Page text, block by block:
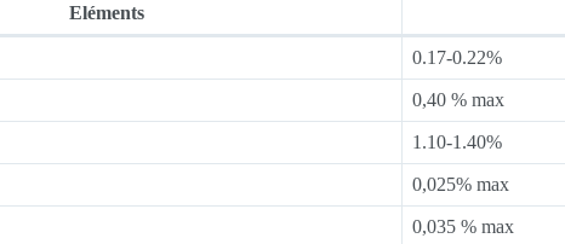
Eléments
0.17-0.22%
0,40 % max
1.10-1.40%
0,025% max
0,035 % max